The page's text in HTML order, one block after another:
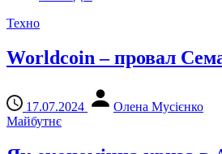
Техно
Worldcoin – провал
17.07.2024
Олена Мусієнко
Майбутнє